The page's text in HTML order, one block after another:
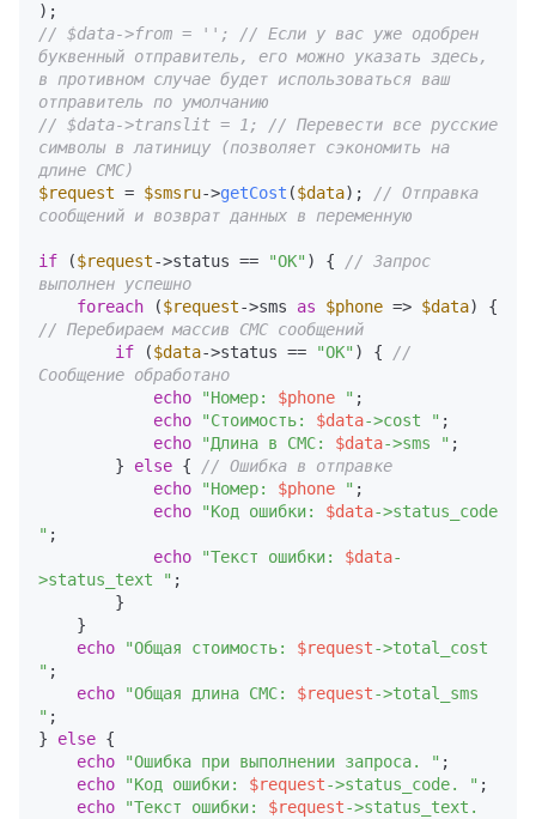
// $data->from = ''; // Если у вас уже одобрен
буквенный отправитель, его можно указать здесь,
в противном случае будет использоваться ваш
отправитель по умолчанию
// $data->translit = 1; // Перевести все русские
символы в латиницу (позволяет сэкономить на
длине СМС)
$request = $smsru->getCost ($data);
// Отправка
сообщений и возврат данных в переменную
if ($request->status == "OK" ) {
// Запрос
выполнен успешно
foreach ($request->sms as $phone => $data
// Перебираем массив СМС сообщений
if ($data->status == "OK" ) {
//
Сообщение обработано
echo
"Номер: $phone " ;
echo
"Стоимость: $data->cost " ;
echo
"Длина в СМС: $data->sms " ;
        }
else {
// Ошибка в отправке
echo
"Номер: $phone " ;
echo
"Код ошибки: $data->status_code
" ;
echo
"Текст ошибки: $data-
>status_text " ;
echo
"Общая стоимость: $request->total_cost
" ;
echo
"Общая длина СМС: $request->total_sms
" ;
} else {
echo
"Ошибка при выполнении запроса. " ;
echo
"Код ошибки: $request->status_code. " ;
echo
"Текст ошибки: $request->status_text.